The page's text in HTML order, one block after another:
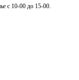
с 10-00 до 15-00.